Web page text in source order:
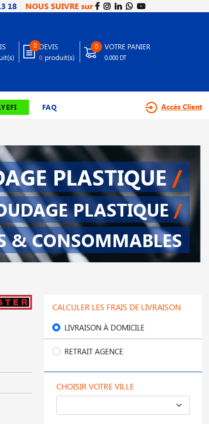
18 NOUS SUIVRE sur
0 DEVIS
0 produit(s)
0 VOTRE PANIER
0.000 DT
FAQ Accès Client
PLASTIQUE /
PLASTIQUE/
& CONSOMMABLES
CALCULER LES FRAIS DE LIVRAISON
LIVRAISON À DOMICILE
RETRAIT AGENCE
CHOISIR VOTRE VILLE